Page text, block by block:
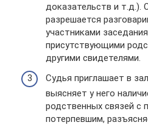
доказательств и т.д.).
разрешается
участниками
присутствующими
другими свидетелями.
Судья приглашает в
выясняет у него
родственных связей с
потерпевшим,